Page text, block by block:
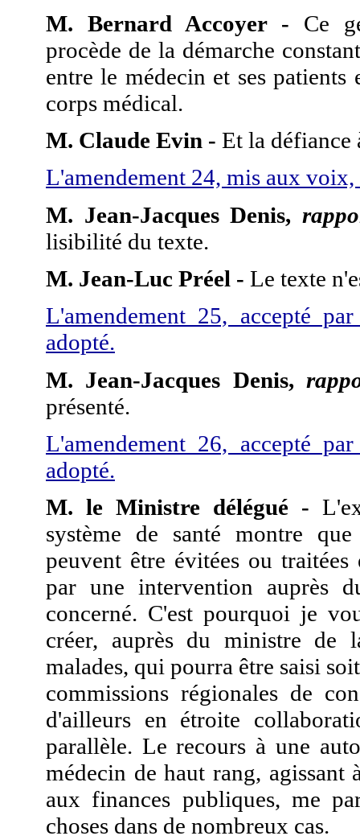
M. Bernard Accoyer - Ce
procède de la démarche
entre le médecin et ses
corps médical.
M. Claude Evin - Et la défiance
L'amendement 24, mis aux voix,
M. Jean-Jacques Denis,
lisibilité du texte.
M. Jean-Luc Préel - Le texte
L'amendement 25, accepté
adopté.
M. Jean-Jacques Denis,
présenté.
L'amendement 26, accepté
adopté.
M. le Ministre délégué -
système de santé montre
peuvent être évitées ou
par une intervention auprès
concerné. C'est pourquoi je
créer, auprès du ministre de
malades, qui pourra être saisi
commissions régionales de
d'ailleurs en étroite
parallèle. Le recours à une
médecin de haut rang,
aux finances publiques, me
choses dans de nombreux cas.